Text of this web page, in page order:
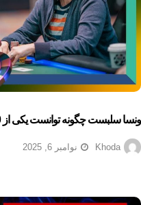
ونسا سلبست چگونه توانست یکی از 10 پوکر باز برتر جهان شود؟
Khoda نوامبر 6, 2025